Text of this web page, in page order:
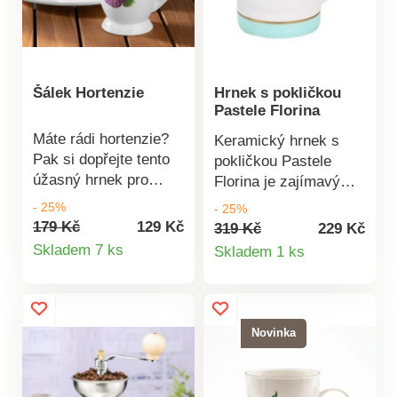
Šálek Hortenzie
Máte rádi hortenzie?
Pak si dopřejte tento
úžasný hrnek pro
Vaše zasloužené
posezení u kávy.
Můžete ho získat
- 25%
179 Kč
129 Kč
Skladem 7 ks
Hrnek s pokličkou
Pastele Florina
Keramický hrnek s
pokličkou Pastele
Florina je zajímavý
designový kousek.
Jeho součástí je
lžička s keramickou
bambusu. Objem: 350
ml. Doporučené ruční
mytí. Hrnek s
pokličkou Pastele
- 25%
319 Kč
229 Kč
Skladem 1 ks
Novinka